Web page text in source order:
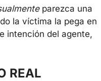
parezca una
la víctima la pega en
intención del agente,
REAL